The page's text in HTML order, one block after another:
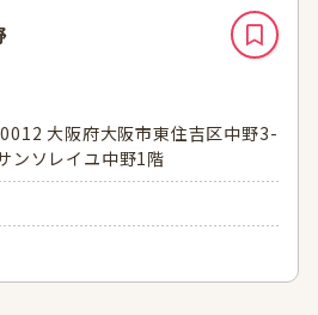
大阪府大阪市東住吉区中野3-
ンソレイユ中野1階